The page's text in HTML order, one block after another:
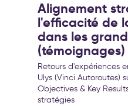
Alignement
l'efficacité de
dans les
(témoignages)
Retours d'expériences
Ulys (Vinci Autoroutes)
Objectives & Key
stratégies